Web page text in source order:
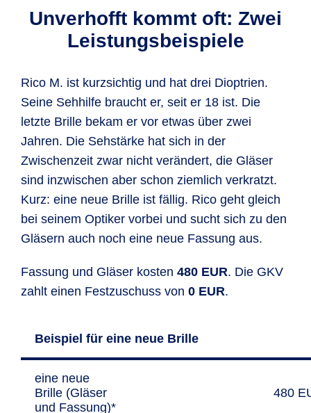
Unverhofft kommt oft: Zwei
Leistungs­beispiele
Rico M. ist kurzsichtig und hat drei Dioptrien.
Seine Sehhilfe braucht er, seit er 18 ist. Die
letzte Brille bekam er vor etwas über zwei
Jahren. Die Sehstärke hat sich in der
Zwischenzeit zwar nicht verändert, die Gläser
sind inzwischen aber schon ziemlich verkratzt.
Kurz: eine neue Brille ist fällig. Rico geht gleich
bei seinem Optiker vorbei und sucht sich zu den
Gläsern auch noch eine neue Fassung aus.
Fassung und Gläser kosten 480 EUR. Die GKV
zahlt einen Festzuschuss von 0 EUR.
Beispiel für eine neue Brille
eine neue
Brille (Gläser
und Fassung)*
480